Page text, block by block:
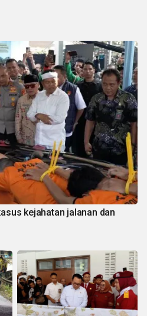
kejahatan jalanan dan